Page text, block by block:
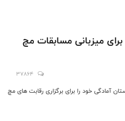
میزبانی مسابقات مچ
37864
آمادگی خود را برای برگزاری رقابت های مچ